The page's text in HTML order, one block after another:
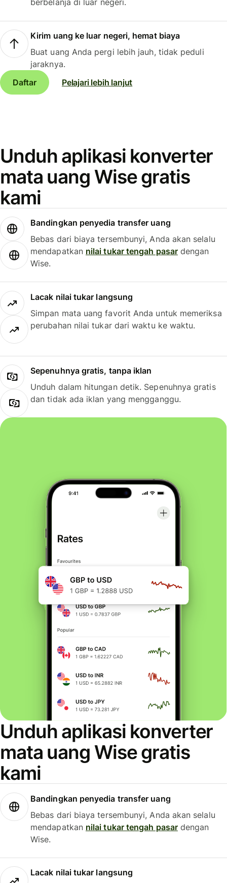
berbelanja di luar negeri.
Kirim uang ke luar negeri, hemat biaya
Buat uang Anda pergi lebih jauh, tidak peduli
jaraknya.
Daftar
Pelajari lebih lanjut
Unduh aplikasi konverter
mata uang Wise gratis
kami
Bandingkan penyedia transfer uang
Bebas dari biaya tersembunyi, Anda akan selalu
mendapatkan nilai tukar tengah pasardengan
Wise.
Lacak nilai tukar langsung
Simpan mata uang favorit Anda untuk memeriksa
perubahan nilai tukar dari waktu ke waktu.
Sepenuhnya gratis, tanpa iklan
Unduh dalam hitungan detik. Sepenuhnya gratis
dan tidak ada iklan yang mengganggu.
Unduh aplikasi konverter
mata uang Wise gratis
kami
Bandingkan penyedia transfer uang
Bebas dari biaya tersembunyi, Anda akan selalu
mendapatkan nilai tukar tengah pasardengan
Wise.
Lacak nilai tukar langsung